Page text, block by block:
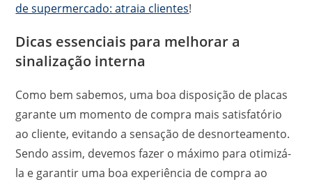
de supermercado: atraia clientes!
Dicas essenciais para melhorar a
sinalização interna
Como bem sabemos, uma boa disposição de placas
garante um momento de compra mais satisfatório
ao cliente, evitando a sensação de desnorteamento.
Sendo assim, devemos fazer o máximo para otimizá-
la e garantir uma boa experiência de compra ao